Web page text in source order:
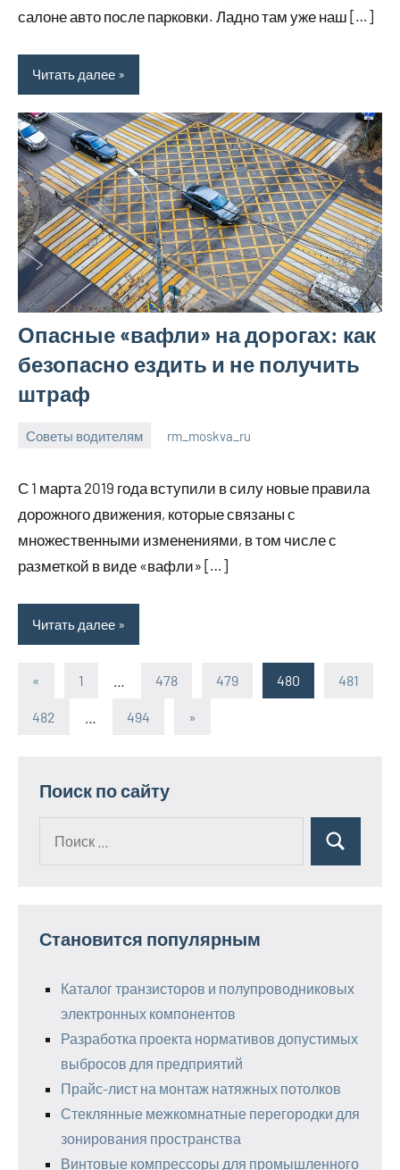
салоне авто после парковки. Ладно там уже наш […]
Читать далее
Опасные «вафли» на дорогах: как
безопасно ездить и не получить
штраф
Советы водителям
2023
rm_moskva_ru
С 1 марта 2019 года вступили в силу новые правила
дорожного движения, которые связаны с
множественными изменениями, в том числе с
разметкой в виде «вафли» […]
Читать далее
«
Предыдущие
1 478 479 480 481
482 494
Следующие
»
Поиск по сайту
Поиск
Становится популярным
Каталог транзисторов и полупроводниковых
электронных компонентов
Разработка проекта нормативов допустимых
выбросов для предприятий
Прайс-лист на монтаж натяжных потолков
Стеклянные межкомнатные перегородки для
зонирования пространства
Винтовые компрессоры для промышленного